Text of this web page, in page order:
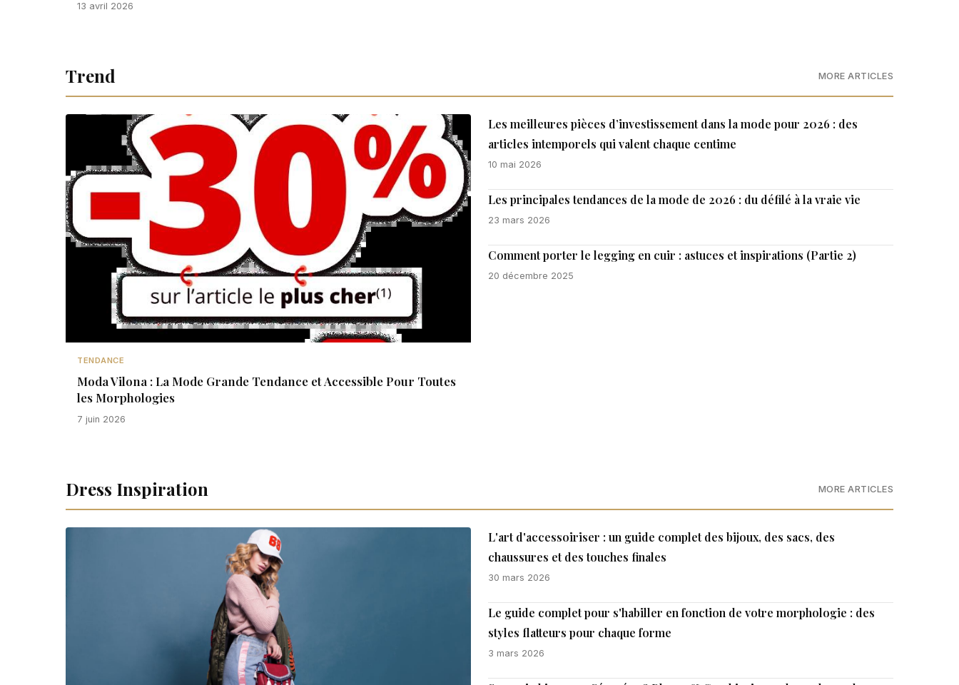
13 avril 2026
Trend MORE ARTICLES
TENDANCE
Moda Vilona : La Mode Grande Tendance et Accessible Pour Toutes
les Morphologies
7 juin 2026
Les meilleures pièces d’investissement dans la mode pour 2026 : des
articles intemporels qui valent chaque centime
10 mai 2026
Les principales tendances de la mode de 2026 : du défilé à la vraie vie
23 mars 2026
Comment porter le legging en cuir : astuces et inspirations (Partie 2)
20 décembre 2025
Dress Inspiration MORE ARTICLES
L'art d'accessoiriser : un guide complet des bijoux, des sacs, des
chaussures et des touches finales
30 mars 2026
Le guide complet pour s'habiller en fonction de votre morphologie : des
styles flatteurs pour chaque forme
3 mars 2026